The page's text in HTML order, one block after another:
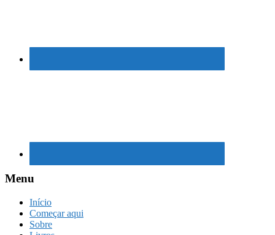
Menu
Início
Começar aqui
Sobre